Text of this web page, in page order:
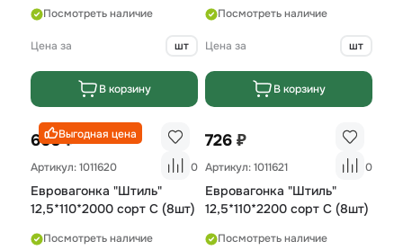
Посмотреть наличие
Цена за шт
В корзину
Посмотреть наличие
Цена за шт
В корзину
Выгодная цена
660₽
Артикул: 1011620 0
Евровагонка "Штиль"
12,5*110*2000 сорт С (8шт)
Посмотреть наличие
726 ₽
Артикул: 1011621 0
Евровагонка "Штиль"
12,5*110*2200 сорт С (8шт)
Посмотреть наличие